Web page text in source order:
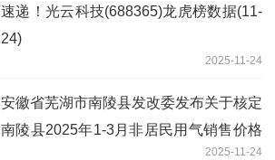
速递！光云科技(688365)龙虎榜数据(11-
24)
2025-11-24
安徽省芜湖市南陵县发改委发布关于核定
南陵县2025年1-3月非居民用气销售价格
2025-11-24